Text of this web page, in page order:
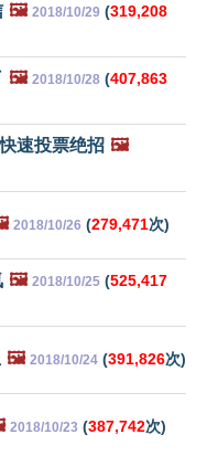
🖼️ 2018/10/29 (319,208
🖼️ 2018/10/28 (407,863
速投票绝招 🖼️
2018/10/26 (279,471次)
🖼️ 2018/10/25 (525,417
🖼️ 2018/10/24 (391,826次)
2018/10/23 (387,742次)